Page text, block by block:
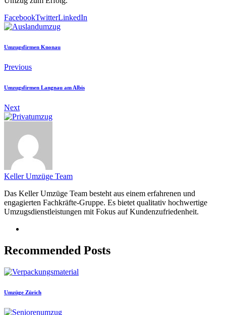
FacebookTwitterLinkedIn
Umzugsfirmen Knonau
Previous
Umzugsfirmen Langnau am Albis
Next
Keller Umzüge Team
Das Keller Umzüge Team besteht aus einem erfahrenen und
engagierten Fachkräfte-Gruppe. Es bietet qualitativ hochwertige
Umzugsdienstleistungen mit Fokus auf Kundenzufriedenheit.
Recommended Posts
Umzüge Zürich